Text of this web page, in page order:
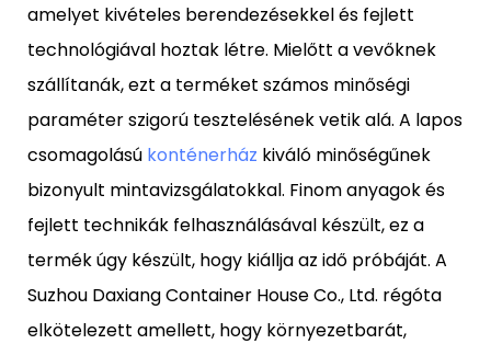
amelyet kivételes berendezésekkel és fejlett
technológiával hoztak létre. Mielőtt a vevőknek
szállítanák, ezt a terméket számos minőségi
paraméter szigorú tesztelésének vetik alá. A lapos
csomagolású konténerház kiváló minőségűnek
bizonyult mintavizsgálatokkal. Finom anyagok és
fejlett technikák felhasználásával készült, ez a
termék úgy készült, hogy kiállja az idő próbáját. A
Suzhou Daxiang Container House Co., Ltd. régóta
elkötelezett amellett, hogy környezetbarát,